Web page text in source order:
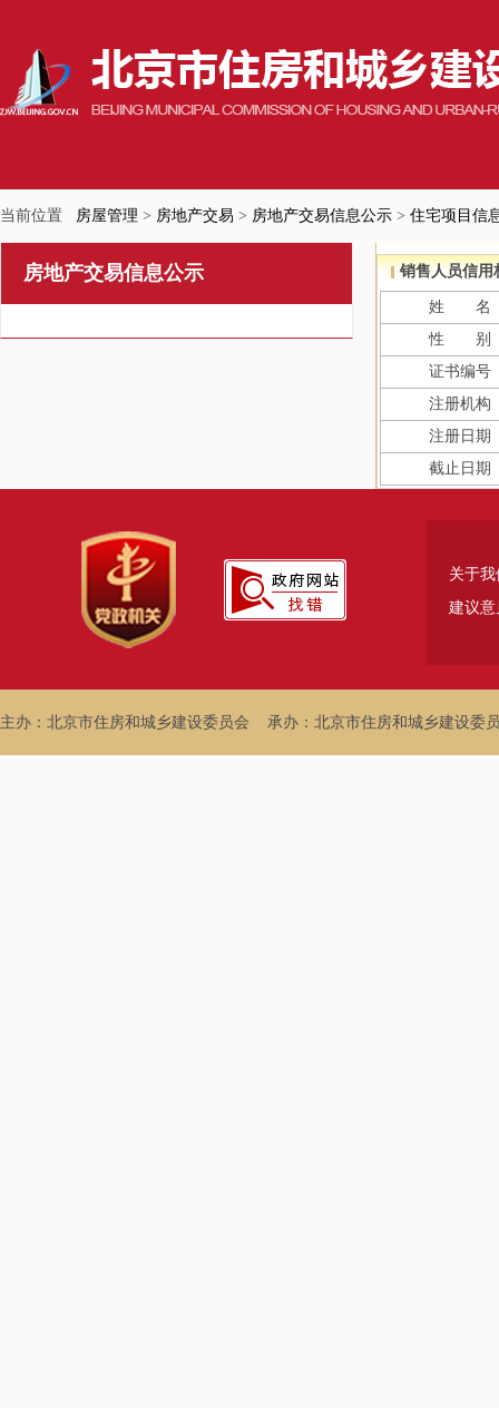
当前位置 房屋管理 > 房地产交易 > 房地产交易信息公示 > 住宅项目信
房地产交易信息公示 销售人员信用
姓 名
性 别
证书编号
注册机构
注册日期
截止日期
关于我
建议意
主办：北京市住房和城乡建设委员会 承办：北京市住房和城乡建设委